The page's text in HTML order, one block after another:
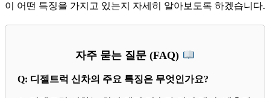
이 어떤 특징을 가지고 있는지 자세히 알아보도록 하겠습니다.
자주 묻는 질문 (FAQ)
Q: 디젤트럭 신차의 주요 특징은 무엇인가요?